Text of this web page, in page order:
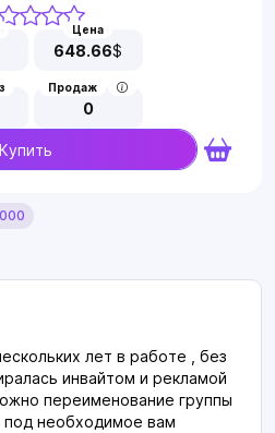
Цена
648.66$
Продаж
0
Купить
лет в работе , без
инвайтом и рекламой
переименование группы
необходимое вам